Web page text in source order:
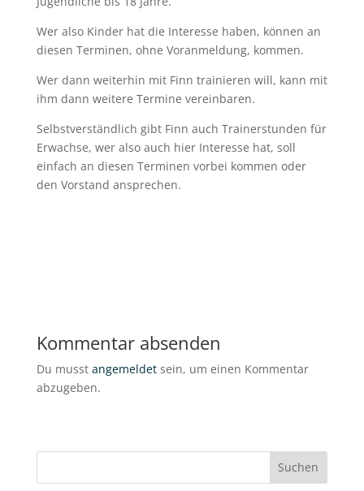
Wer also Kinder hat die Interesse haben, können an
diesen Terminen, ohne Voranmeldung, kommen.
Wer dann weiterhin mit Finn trainieren will, kann mit
ihm dann weitere Termine vereinbaren.
Selbstverständlich gibt Finn auch Trainerstunden für
Erwachse, wer also auch hier Interesse hat, soll
einfach an diesen Terminen vorbei kommen oder
den Vorstand ansprechen.
Kommentar absenden
Du musst angemeldetsein, um einen Kommentar
abzugeben.